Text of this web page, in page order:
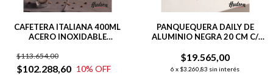
CAFETERA ITALIANA 400ML
ACERO INOXIDABLE
$102.288,60
$113.654,00
10% OFF
PANQUEQUERA DAILY DE
ALUMINIO NEGRA 20 CM C/
$19.565,00
6 x $3.260,83 sin interés